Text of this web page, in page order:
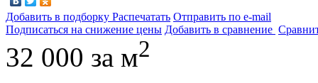
Добавить в подборку Распечатать Отправить по e-mail
Подписаться на снижение цены Добавить в сравнение
32 000 за м2